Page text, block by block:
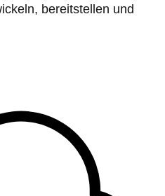
bereitstellen und